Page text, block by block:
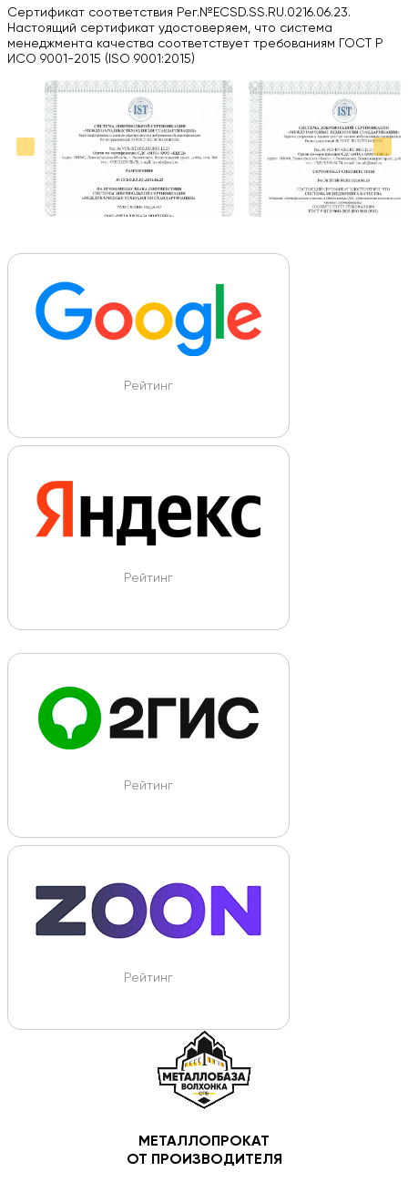
03.09.2024
Вся работа выполнена в срок. Всем рекомендую
Больше отзывов на Google Maps
Сертификат соответствия Рег.№ECSD.SS.RU.0216.06.23.
Настоящий сертификат удостоверяем, что система
менеджмента качества соответствует требованиям ГОСТ Р
ИСО 9001-2015 (ISO 9001:2015)
Рейтинг
Рейтинг
Рейтинг
Рейтинг
МЕТАЛЛОПРОКАТ
ОТ ПРОИЗВОДИТЕЛЯ